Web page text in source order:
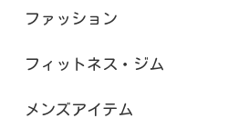
ファッション
フィットネス・ジム
メンズアイテム